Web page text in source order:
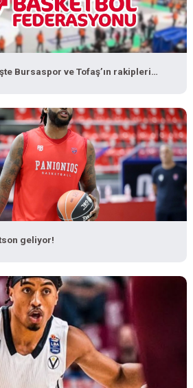
Bursaspor ve Tofaş’ın rakipleri…
geliyor!